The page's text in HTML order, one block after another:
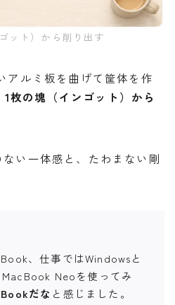
ット）から削り出す
アルミ板を曲げて筐体を作
1枚の塊（インゴット）から
い一体感と、たわまない剛
、仕事ではWindowsと
Neoを使ってみ
だな と感じました。